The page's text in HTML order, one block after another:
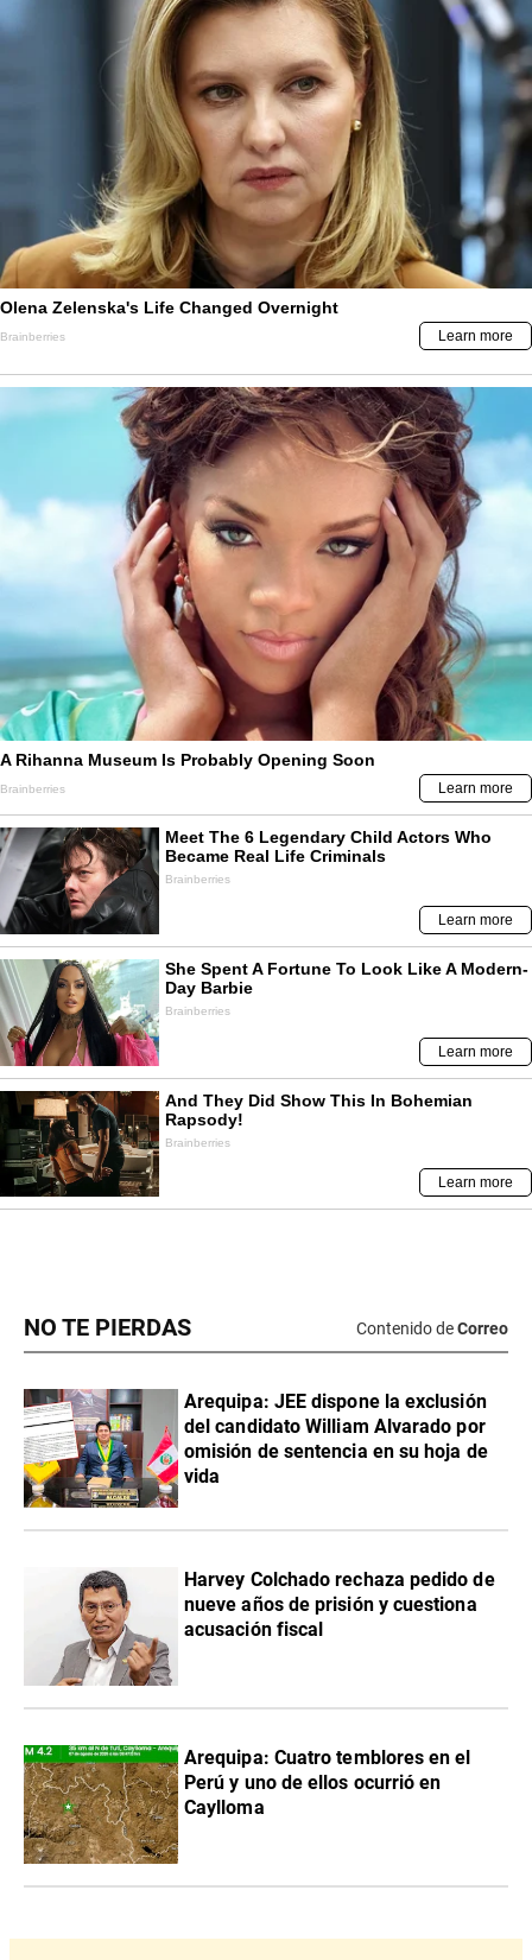
NO TE PIERDAS Contenido deCorreo
​Arequipa: JEE dispone la exclusión
del candidato William Alvarado por
omisión de sentencia en su hoja de
vida
Harvey Colchado rechaza pedido de
nueve años de prisión y cuestiona
acusación fiscal
Arequipa: Cuatro temblores en el
Perú y uno de ellos ocurrió en
Caylloma